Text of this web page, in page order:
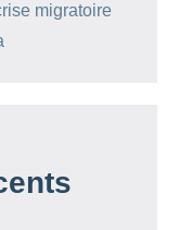
migratoire